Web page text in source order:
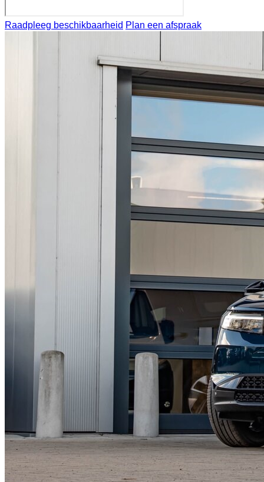
Raadpleeg beschikbaarheid Plan een afspraak